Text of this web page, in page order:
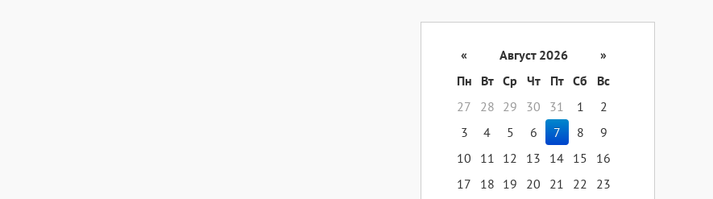
« Август 2026
»
Пн
Вт Ср Чт Пт Сб
Вс
27
28 29 30 31 1
2
3
4 5 6 7 8
9
10
11 12 13 14 15
16
17
18 19 20 21 22
23